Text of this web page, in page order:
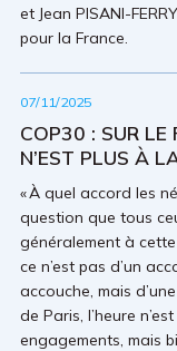
et Jean PISANI-
pour la France.
07/11/2025
COP30 : SUR LE
N’EST PLUS À
« À quel accord les
question que tous
généralement à
ce n’est pas d’un
accouche, mais
de Paris, l’heure
engagements, mais